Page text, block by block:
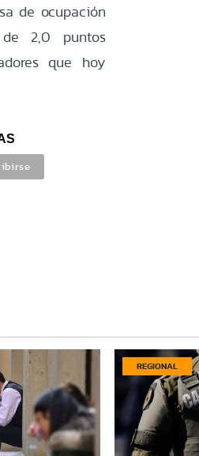
de ocupación
2,0 puntos
que hoy
REGIONAL